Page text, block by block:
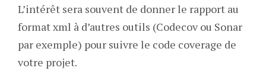
L’intérêt sera souvent de donner le rapport au
format xml à d’autres outils (Codecov ou Sonar
par exemple) pour suivre le code coverage de
votre projet.